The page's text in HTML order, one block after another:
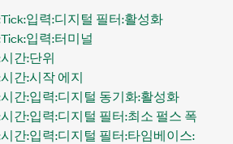
입력:디지털 필터:활성화
입력:터미널
간:단위
간:시작 에지
간:입력:디지털 동기화:활성화
간:입력:디지털 필터:최소 펄스 폭
간:입력:디지털 필터:타임베이스: